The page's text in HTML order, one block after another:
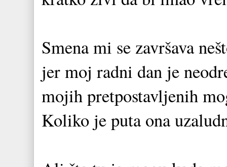
Smena mi se završava
jer moj radni dan je
mojih pretpostavljenih
Koliko je puta ona